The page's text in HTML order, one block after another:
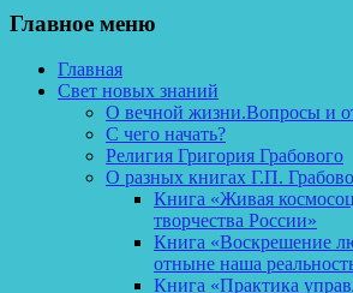
Главное меню
Главная
Свет новых знаний
О вечной жизни.Вопросы и
С чего начать?
Религия Григория Грабового
О разных книгах Г.П.
Книга «Живая
творчества России»
Книга «Воскрешение
отныне наша
Книга «Практика